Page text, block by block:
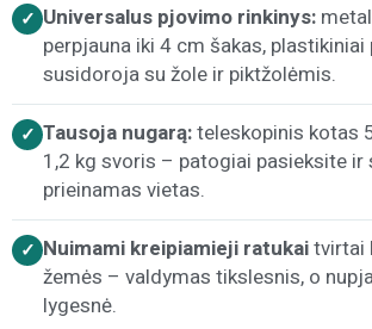
✓ Universalus pjovimo rinkinys:
perpjauna iki 4 cm šakas, plastikiniai
susidoroja su žole ir piktžolėmis.
✓ Tausoja nugarą:teleskopinis kotas
1,2 kg svoris – patogiai pasieksite ir
prieinamas vietas.
✓ Nuimami kreipiamieji ratukaitvirtai
žemės – valdymas tikslesnis, o
lygesnė.